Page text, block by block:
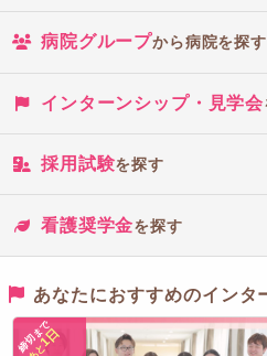
病院グループから病院を探す
インターンシップ・見学会
採用試験を探す
看護奨学金を探す
あなたにおすすめのインタ
締切まで
1日